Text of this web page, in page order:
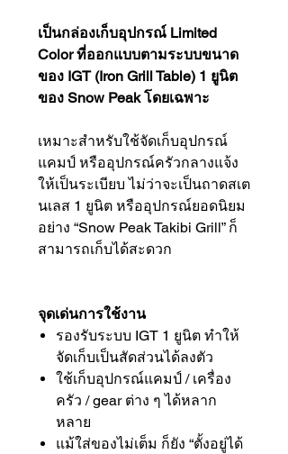
เป็นกล่องเก็บอุปกรณ์ Limited
Color ที่ออกแบบตามระบบขนาด
ของ IGT (Iron Grill Table) 1 ยูนิต
ของ Snow Peak โดยเฉพาะ
เหมาะสำหรับใช้จัดเก็บอุปกรณ์
แคมป์ หรืออุปกรณ์ครัวกลางแจ้ง
ให้เป็นระเบียบ ไม่ว่าจะเป็นถาดสเต
นเลส 1 ยูนิต หรืออุปกรณ์ยอดนิยม
อย่าง “Snow Peak Takibi Grill” ก็
สามารถเก็บได้สะดวก
จุดเด่นการใช้งาน
รองรับระบบ IGT 1 ยูนิต ทำให้
จัดเก็บเป็นสัดส่วนได้ลงตัว
ใช้เก็บอุปกรณ์แคมป์ / เครื่อง
ครัว / gear ต่าง ๆ ได้หลาก
หลาย
แม้ใส่ของไม่เต็ม ก็ยัง “ตั้งอยู่ได้